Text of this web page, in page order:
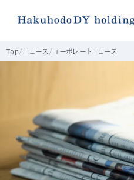
Top ニュース コーポレートニュース